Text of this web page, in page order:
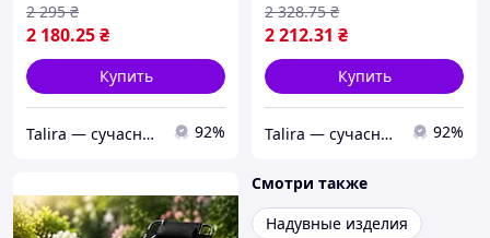
2 180.25₴
2 295 ₴
Купить
Talira — сучасний онлайн-магазин. Відправка Новою Поштою по Україні. 92%
2 212.31 ₴
2 328.75 ₴
Купить
Talira — сучасний онлайн-магазин. Відправка Новою Поштою по Україні. 92%
Смотри также
Надувные изделия